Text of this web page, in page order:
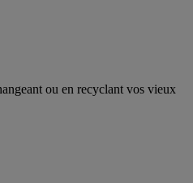
ou en recyclant vos vieux